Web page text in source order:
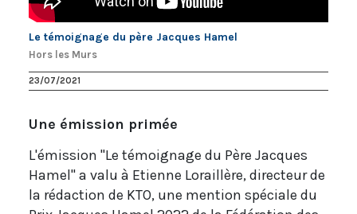
Le témoignage du père Jacques Hamel
Hors les Murs
23/07/2021
Une émission primée
L'émission "Le témoignage du Père Jacques
Hamel" a valu à Etienne Loraillère, directeur de
la rédaction de KTO, une mention spéciale du